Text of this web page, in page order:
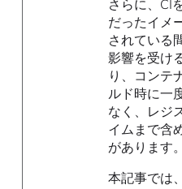
さらに、CI
だったイメ
されている
影響を受け
り、コンテ
ルド時に一
なく、レジ
イムまで含
があります。
本記事では